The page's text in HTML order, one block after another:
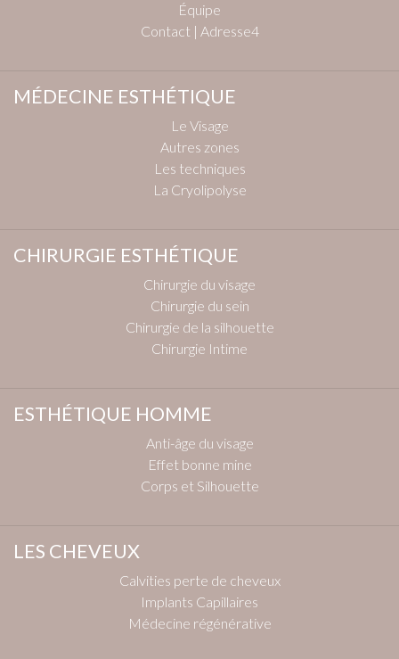
Équipe
Contact | Adresse4
MÉDECINE ESTHÉTIQUE
Le Visage
Autres zones
Les techniques
La Cryolipolyse
CHIRURGIE ESTHÉTIQUE
Chirurgie du visage
Chirurgie du sein
Chirurgie de la silhouette
Chirurgie Intime
ESTHÉTIQUE HOMME
Anti-âge du visage
Effet bonne mine
Corps et Silhouette
LES CHEVEUX
Calvities perte de cheveux
Implants Capillaires
Médecine régénérative